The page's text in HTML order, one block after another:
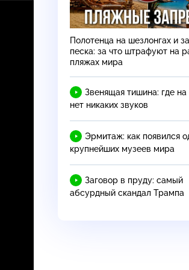
Полотенца на шезлонгах и
песка: за что штрафуют на
пляжах мира
Звенящая тишина: где на
нет никаких звуков
Эрмитаж: как появился
крупнейших музеев мира
Заговор в пруду: самый
абсурдный скандал Трампа